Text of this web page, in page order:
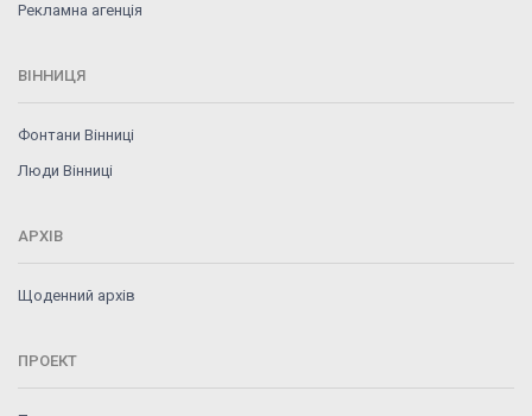
Рекламна агенція
ВІННИЦЯ
Фонтани Вінниці
Люди Вінниці
АРХІВ
Щоденний архів
ПРОЕКТ